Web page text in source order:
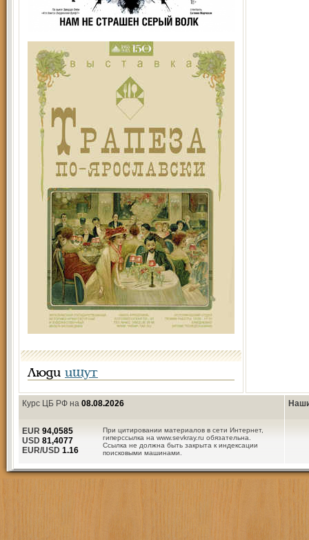
Люди ищут
Курс ЦБ РФ на 08.08.2026
При цитировании материалов в сети Интернет,
гиперссылка на www.sevkray.ru обязательна.
Ссылка не должна быть закрыта к индексации
поисковыми машинами.
EUR 94,0585
USD 81,4077
EUR/USD 1.16